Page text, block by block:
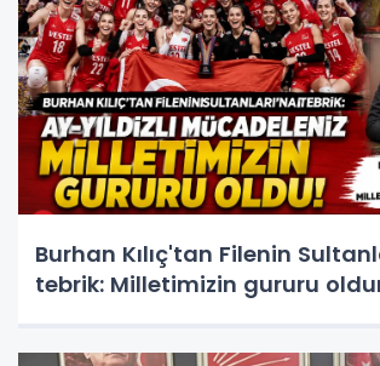
Burhan Kılıç'tan Filenin
tebrik: Milletimizin gururu